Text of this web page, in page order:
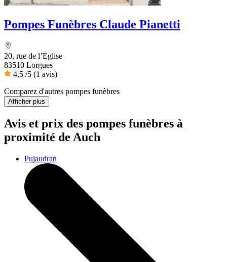
Pompes Funèbres Claude Pianetti
20, rue de l’Église
83510 Lorgues
4,5 /5 (1 avis)
Comparez d'autres pompes funèbres
Afficher plus
Avis et prix des pompes funèbres à
proximité de Auch
Pujaudran